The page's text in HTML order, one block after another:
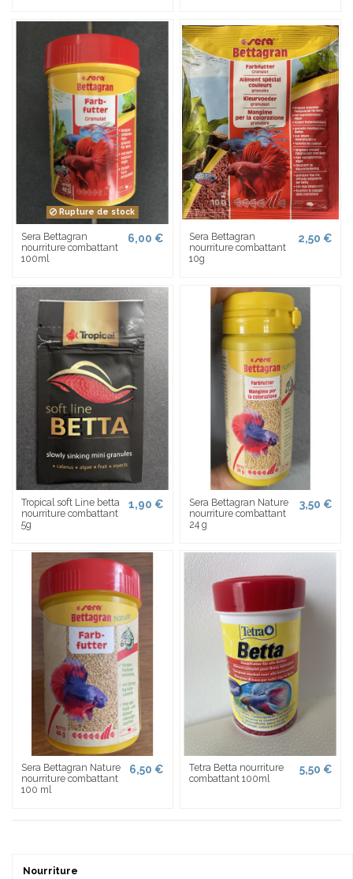
Rupture de stock
Sera Bettagran
nourriture combattant
100ml
6,00 €
Sera Bettagran
nourriture combattant
10g
2,50 €
Tropical soft Line betta
nourriture combattant
5g
1,90 €
Sera Bettagran Nature
nourriture combattant
24 g
3,50 €
Sera Bettagran Nature
nourriture combattant
100 ml
6,50 €
Tetra Betta nourriture
combattant 100ml
5,50 €
Nourriture